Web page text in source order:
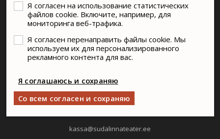
info@sudalinnateater.ee
КАССА ТЕАТРА
Пн-Пт 11:00-19:00
Праздничные дни - закрыто
kassa@sudalinnateater.ee
Я согласен на использование статистических
файлов cookie. Включите, например, для
мониторинга веб-трафика.
Я согласен перенаправить файлы cookie. Мы
используем их для персонализированного
рекламного контента для вас.
Я соглашаюсь и сохраняю
Со всем согласен и сохраняю